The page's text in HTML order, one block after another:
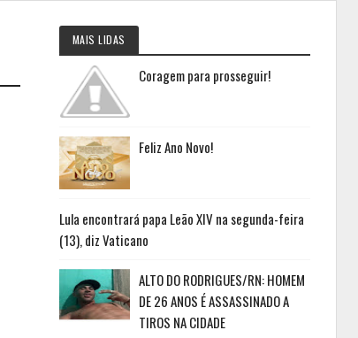
MAIS LIDAS
Coragem para prosseguir!
Feliz Ano Novo!
Lula encontrará papa Leão XIV na segunda-feira
(13), diz Vaticano
ALTO DO RODRIGUES/RN: HOMEM
DE 26 ANOS É ASSASSINADO A
TIROS NA CIDADE